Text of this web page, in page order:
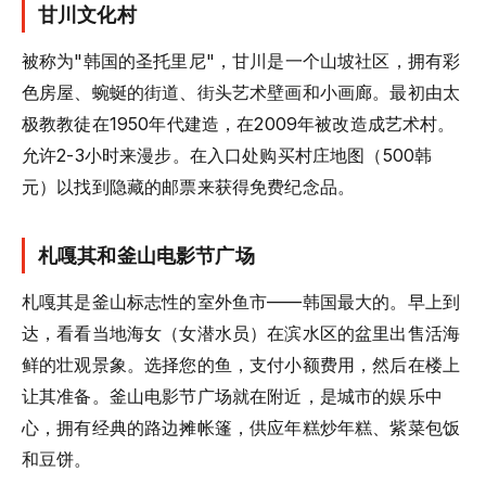
甘川文化村
被称为"韩国的圣托里尼"，甘川是一个山坡社区，拥有彩
色房屋、蜿蜒的街道、街头艺术壁画和小画廊。最初由太
极教教徒在1950年代建造，在2009年被改造成艺术村。
允许2-3小时来漫步。在入口处购买村庄地图（500韩
元）以找到隐藏的邮票来获得免费纪念品。
札嘎其和釜山电影节广场
札嘎其是釜山标志性的室外鱼市——韩国最大的。早上到
达，看看当地海女（女潜水员）在滨水区的盆里出售活海
鲜的壮观景象。选择您的鱼，支付小额费用，然后在楼上
让其准备。釜山电影节广场就在附近，是城市的娱乐中
心，拥有经典的路边摊帐篷，供应年糕炒年糕、紫菜包饭
和豆饼。